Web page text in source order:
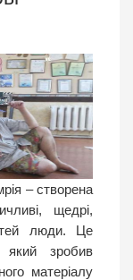
– створена
щедрі,
люди. Це
який зробив
матеріалу